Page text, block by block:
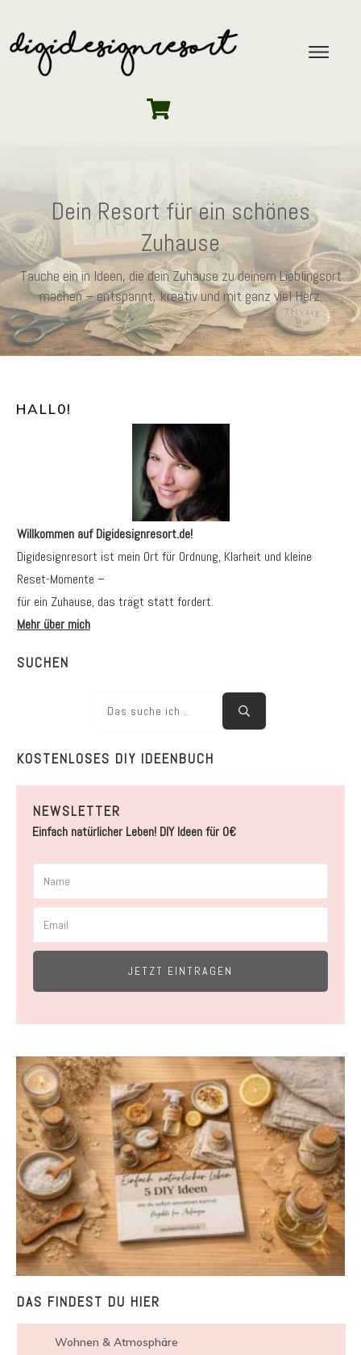
Dein Resort für ein schönes
Zuhause
Tauche ein in Ideen, die dein Zuhause zu deinem Lieblingsort
machen – entspannt, kreativ und mit ganz viel Herz.
HALL0!
Willkommen auf Digidesignresort.de!
Digidesignresort ist mein Ort für Ordnung, Klarheit und kleine
Reset-Momente –
für ein Zuhause, das trägt statt fordert.
Mehr über mich
SUCHEN
KOSTENLOSES DIY IDEENBUCH
NEWSLETTER
Einfach natürlicher Leben! DIY Ideen für 0€
JETZT EINTRAGEN
DAS FINDEST DU HIER
Wohnen & Atmosphäre